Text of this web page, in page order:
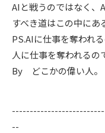
AIと戦うのではなく、
すべき道はこの中にあ
PS.AIに仕事を奪われ
人に仕事を奪われるの
By どこかの偉い人。
--